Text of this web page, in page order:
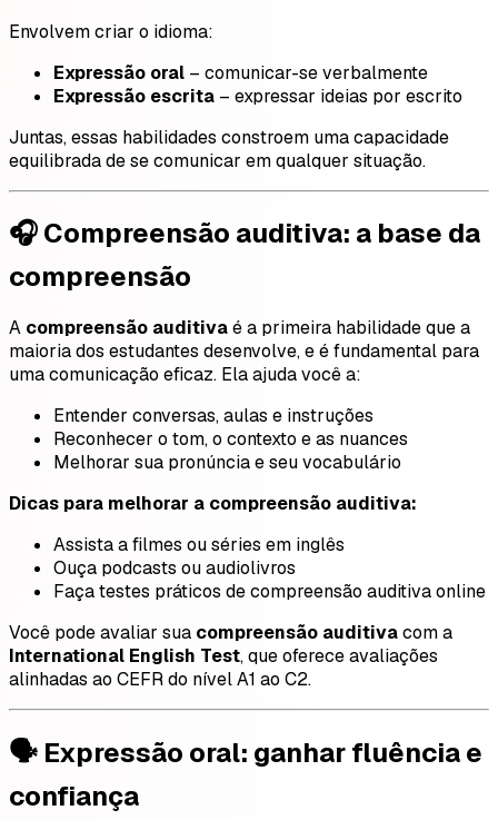
Envolvem criar o idioma:
Expressão oral – comunicar-se verbalmente
Expressão escrita – expressar ideias por escrito
Juntas, essas habilidades constroem uma capacidade
equilibrada de se comunicar em qualquer situação.
🎧 Compreensão auditiva: a base da
compreensão
A compreensão auditivaé a primeira habilidade que a
maioria dos estudantes desenvolve, e é fundamental para
uma comunicação eficaz. Ela ajuda você a:
Entender conversas, aulas e instruções
Reconhecer o tom, o contexto e as nuances
Melhorar sua pronúncia e seu vocabulário
Dicas para melhorar a compreensão auditiva:
Assista a filmes ou séries em inglês
Ouça podcasts ou audiolivros
Faça testes práticos de compreensão auditiva online
Você pode avaliar sua compreensão auditivacom a
International English Test, que oferece avaliações
alinhadas ao CEFR do nível A1 ao C2.
🗣️ Expressão oral: ganhar fluência e
confiança